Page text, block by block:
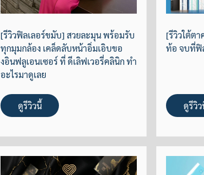
[รีวิวฟิลเลอร์ขมับ] สวยละมุน พร้อมรับ
ทุกมุมกล้อง เคล็ดลับหน้าอิ่มเอิบขอ
งอินฟลูเอนเซอร์ ที่ ดีเลิฟเวอรี่คลินิก ทำ
อะไรมาดูเลย
ดูรีวิวนี้
[รีวิวใต้ต
ท้อ จบที่ฟิ
ดูรีวิ